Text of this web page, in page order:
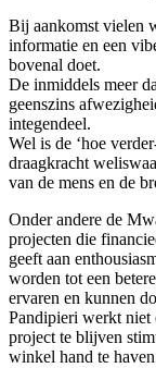
Bij aankomst vielen
informatie en een
bovenal doet.
De inmiddels meer
geenszins
integendeel.
Wel is de ‘hoe
draagkracht
van de mens en de
Onder andere de
projecten die
geeft aan
worden tot een
ervaren en kunnen
Pandipieri werkt niet
project te blijven
winkel hand te